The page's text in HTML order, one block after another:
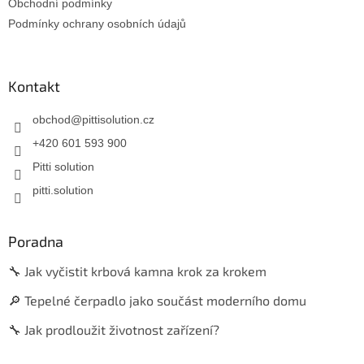
Obchodní podmínky
Podmínky ochrany osobních údajů
Kontakt
obchod@pittisolution.cz
+420 601 593 900
Pitti solution
pitti.solution
Poradna
🔧 Jak vyčistit krbová kamna krok za krokem
🔎 Tepelné čerpadlo jako součást moderního domu
🔧 Jak prodloužit životnost zařízení?